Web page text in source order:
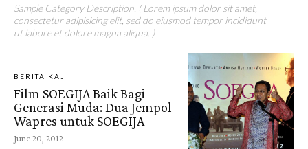
Sample Category Description. ( Lorem ipsum dolor sit amet,
consectetur adipisicing elit, sed do eiusmod tempor incididunt
ut labore et dolore magna aliqua. )
BERITA KAJ
Film SOEGIJA Baik Bagi
Generasi Muda: Dua Jempol
Wapres untuk SOEGIJA
June 20, 2012